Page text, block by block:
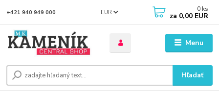
Menu
EUR
Hľadať
+421 940 949 000 0 ks
za 0,00 EUR